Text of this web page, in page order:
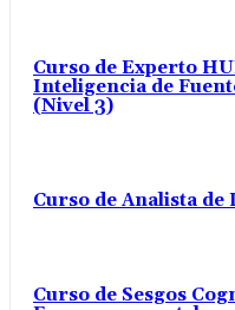
Curso de Experto
Inteligencia de
(Nivel 3)
Curso de Analista
Curso de Sesgos